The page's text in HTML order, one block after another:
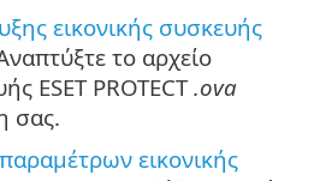
εικονικής συσκευής
το αρχείο
ESET PROTECT.ova
σας.
εικονικής